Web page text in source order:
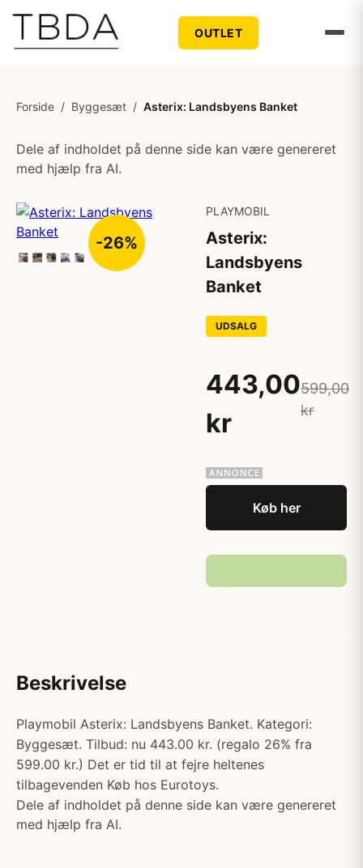
OUTLET
Forside / Byggesæt / Asterix: Landsbyens Banket
Dele af indholdet på denne side kan være genereret
med hjælp fra AI.
-26%
PLAYMOBIL
Asterix:
Landsbyens
Banket
UDSALG
443,00
kr
599,00
kr
Køb her
Beskrivelse
Playmobil Asterix: Landsbyens Banket. Kategori:
Byggesæt. Tilbud: nu 443.00 kr. (regalo 26% fra
599.00 kr.) Det er tid til at fejre heltenes
tilbagevenden Køb hos Eurotoys.
Dele af indholdet på denne side kan være genereret
med hjælp fra AI.